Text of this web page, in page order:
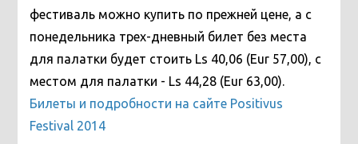
фестиваль можно купить по прежней цене, а с
понедельника трех-дневный билет без места
для палатки будет стоить Ls 40,06 (Eur 57,00), с
местом для палатки - Ls 44,28 (Eur 63,00).
Билеты и подробности на сайте Positivus
Festival 2014